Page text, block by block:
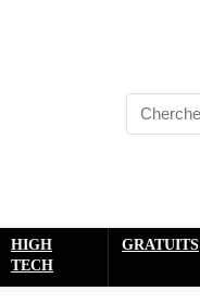
HIGH
TECH
GRATUITS